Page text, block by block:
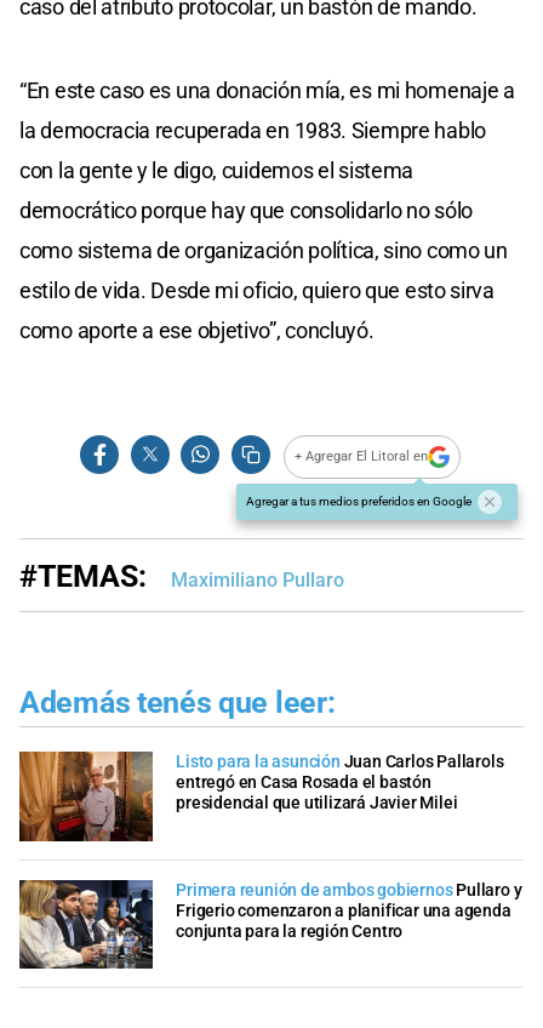
caso del atributo protocolar, un bastón de mando.
“En este caso es una donación mía, es mi homenaje a
la democracia recuperada en 1983. Siempre hablo
con la gente y le digo, cuidemos el sistema
democrático porque hay que consolidarlo no sólo
como sistema de organización política, sino como un
estilo de vida. Desde mi oficio, quiero que esto sirva
como aporte a ese objetivo”, concluyó.
+ Agregar El Litoral en
Agregar a tus medios preferidos en Google
#TEMAS: Maximiliano Pullaro
Además tenés que leer:
Listo para la asunción Juan Carlos Pallarols
entregó en Casa Rosada el bastón
presidencial que utilizará Javier Milei
Primera reunión de ambos gobiernos Pullaro y
Frigerio comenzaron a planificar una agenda
conjunta para la región Centro